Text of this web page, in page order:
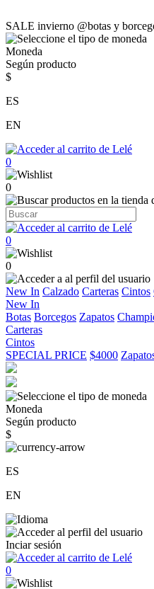
SALE invierno @botas y
Moneda
Según producto
$
ES
EN
0
0
0
0
New In Calzado Carteras Cintos
New In
Botas Borcegos Zapatos
Carteras
Cintos
SPECIAL PRICE $4000
Moneda
Según producto
$
ES
EN
Inciar sesión
0